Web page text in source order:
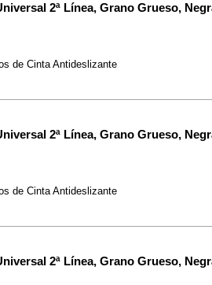
2ª Línea, Grano Grueso,
de Cinta Antideslizante
2ª Línea, Grano Grueso,
de Cinta Antideslizante
2ª Línea, Grano Grueso,